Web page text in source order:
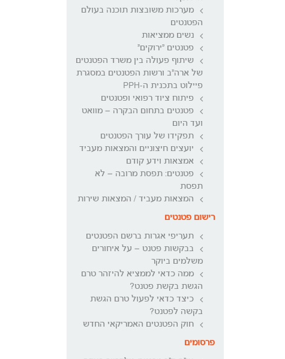
מערכות משובצות תוכנה בעולם
הפטנטים
נשים ממציאות
פטנטים "ירוקים"
שיתוף פעולה בין משרד הפטנטים
של ארה"ב ורשות הפטנטים במסגרת
פיילוט בתכנית ה-PPH
פיתוח ציוד רפואי ופטנטים
פטנטים בתחום הבקרה – מוואט
ועד היום
תפקידו של עורך הפטנטים
יועצים חיצוניים והמצאות מעביד
אמצאות וידע קודם
פטנטים: תפסת מרובה – לא
תפסת
המצאות מעביד / המצאות שירות
רישום פטנטים
תעריפי אגרות ברשם הפטנטים
בבקשות פטנט – על איחורים
משלמים ביוקר
ממה כדאי לממציא להיזהר טרם
הגשת בקשת פטנט?
כיצד כדאי לפעול טרם הגשת
בקשה לפטנט?
חוק הפטנטים האמריקאי החדש
פרסומים